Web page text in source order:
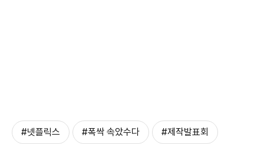
#넷플릭스 #폭싹 속았수다 #제작발표회